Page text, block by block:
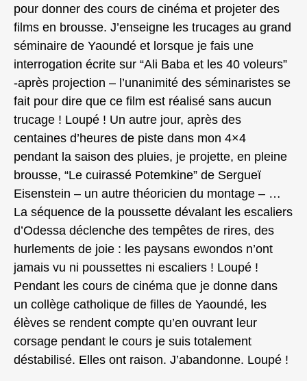
pour donner des cours de cinéma et projeter des
films en brousse. J’enseigne les trucages au grand
séminaire de Yaoundé et lorsque je fais une
interrogation écrite sur “Ali Baba et les 40 voleurs”
-après projection – l’unanimité des séminaristes se
fait pour dire que ce film est réalisé sans aucun
trucage ! Loupé ! Un autre jour, après des
centaines d’heures de piste dans mon 4×4
pendant la saison des pluies, je projette, en pleine
brousse, “Le cuirassé Potemkine” de Sergueï
Eisenstein – un autre théoricien du montage – …
La séquence de la poussette dévalant les escaliers
d’Odessa déclenche des tempêtes de rires, des
hurlements de joie : les paysans ewondos n’ont
jamais vu ni poussettes ni escaliers ! Loupé !
Pendant les cours de cinéma que je donne dans
un collège catholique de filles de Yaoundé, les
élèves se rendent compte qu’en ouvrant leur
corsage pendant le cours je suis totalement
déstabilisé. Elles ont raison. J’abandonne. Loupé !